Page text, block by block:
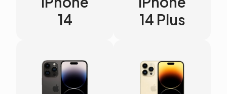
14
14 Plus